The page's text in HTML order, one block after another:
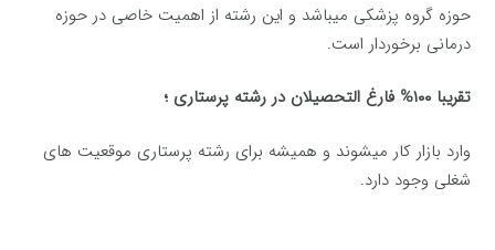
حوزه گروه پزشکی میباشد و این رشته از اهمیت خاصی در حوزه
درمانی برخوردار است.
تقریبا ۱۰۰% فارغ التحصیلان در رشته پرستاری ؛
وارد بازار کار میشوند و همیشه برای رشته پرستاری موقعیت های
شغلی وجود دارد.